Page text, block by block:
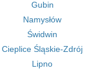
Gubin
Namysłów
Świdwin
Cieplice Śląskie-Zdrój
Lipno